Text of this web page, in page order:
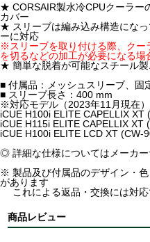
★ CORSAIR製水冷CPUクーラー
カバー
★ スリーブは編み込み構造にな
ーに対応
※スリーブを取り付ける際、クー
を切るなどの加工が必要になる場
★ 簡単な脱着が可能なスチール
■ 付属品：メッシュスリーブ、固
■ スリーブ長さ：400 mm
※対応モデル（2023年11月現在）
iCUE H100i ELITE CAPELLIX XT
iCUE H115i ELITE CAPELLIX XT
iCUE H100i ELITE LCD XT (CW-
◎ 詳細な仕様についてはメーカー
※ 製品及び付属品のデザイン・
があります
これによる返品・交換には対応
商品レビュー